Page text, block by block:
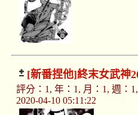
[新番捏他]終末女武神
評分：1, 年：1, 月：1, 週：
2020-04-10 05:11:22